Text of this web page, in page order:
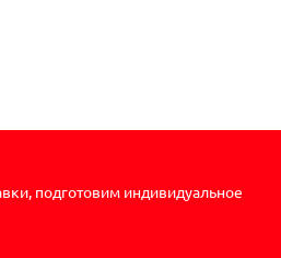
подготовим индивидуальное